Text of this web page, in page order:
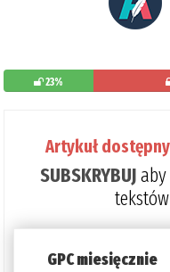
23%
Artykuł
SUBSKRYBUJ
GPC miesięcznie